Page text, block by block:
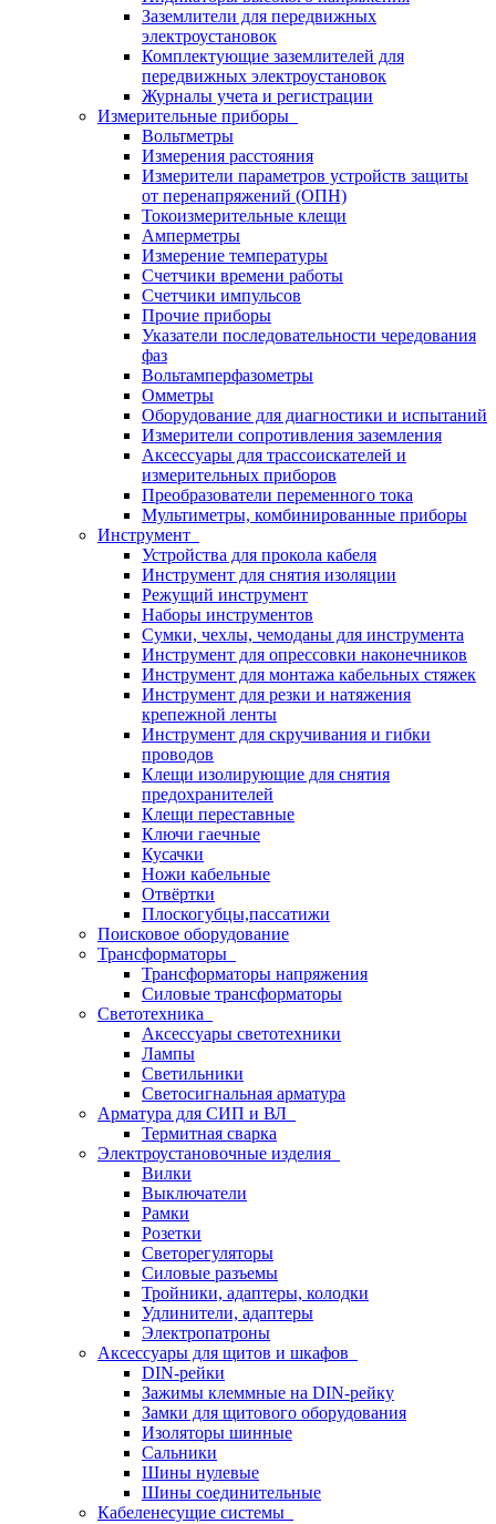
Заземлители для передвижных
электроустановок
Комплектующие заземлителей для
передвижных электроустановок
Журналы учета и регистрации
Измерительные приборы
Вольтметры
Измерения расстояния
Измерители параметров устройств защиты
от перенапряжений (ОПН)
Токоизмерительные клещи
Амперметры
Измерение температуры
Счетчики времени работы
Счетчики импульсов
Прочие приборы
Указатели последовательности чередования
фаз
Вольтамперфазометры
Омметры
Оборудование для диагностики и испытаний
Измерители сопротивления заземления
Аксессуары для трассоискателей и
измерительных приборов
Преобразователи переменного тока
Мультиметры, комбинированные приборы
Инструмент
Устройства для прокола кабеля
Инструмент для снятия изоляции
Режущий инструмент
Наборы инструментов
Сумки, чехлы, чемоданы для инструмента
Инструмент для опрессовки наконечников
Инструмент для монтажа кабельных стяжек
Инструмент для резки и натяжения
крепежной ленты
Инструмент для скручивания и гибки
проводов
Клещи изолирующие для снятия
предохранителей
Клещи переставные
Ключи гаечные
Кусачки
Ножи кабельные
Отвёртки
Плоскогубцы,пассатижи
Поисковое оборудование
Трансформаторы
Трансформаторы напряжения
Силовые трансформаторы
Светотехника
Аксессуары светотехники
Лампы
Светильники
Светосигнальная арматура
Арматура для СИП и ВЛ
Термитная сварка
Электроустановочные изделия
Вилки
Выключатели
Рамки
Розетки
Светорегуляторы
Силовые разъемы
Тройники, адаптеры, колодки
Удлинители, адаптеры
Электропатроны
Аксессуары для щитов и шкафов
DIN-рейки
Зажимы клеммные на DIN-рейку
Замки для щитового оборудования
Изоляторы шинные
Сальники
Шины нулевые
Шины соединительные
Кабеленесущие системы